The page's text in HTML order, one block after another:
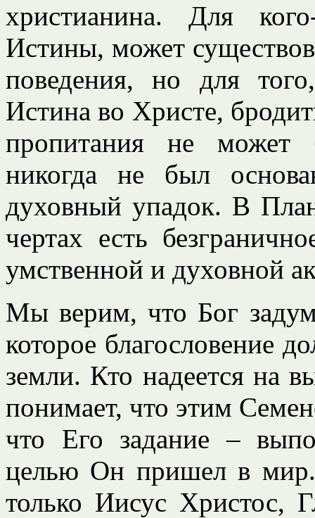
христианина. Для
Истины, может
поведения, но для
Истина во Христе,
пропитания не
никогда не был
духовный упадок. В
чертах есть
умственной и духовной
Мы верим, что Бог
которое благословение
земли. Кто надеется на
понимает, что этим
что Его задание –
целью Он пришел в мир.
только Иисус Христос,